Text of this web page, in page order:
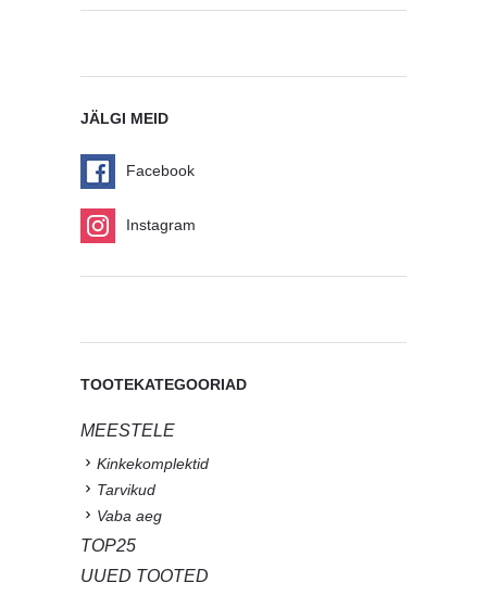
JÄLGI MEID
Facebook
Instagram
TOOTEKATEGOORIAD
MEESTELE
Kinkekomplektid
Tarvikud
Vaba aeg
TOP25
UUED TOOTED